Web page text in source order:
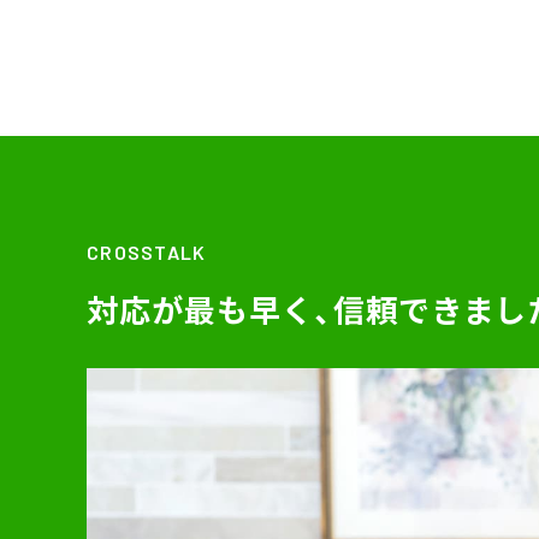
CROSSTALK
対応が最も早く、信頼できまし